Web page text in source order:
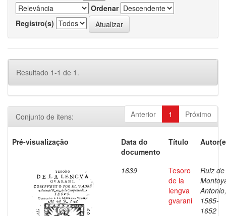
Ordenar
Registro(s)
Resultado 1-1 de 1.
Anterior 1 Próximo
Conjunto de itens:
Pré-visualização
Data do
documento
Título
1639
Tesoro
de la
lengva
gvarani
Ruiz de
Antonio,
1585-
1652